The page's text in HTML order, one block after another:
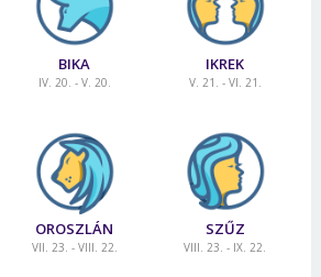
BIKA
IV. 20. - V. 20.
IKREK
V. 21. - VI. 21.
OROSZLÁN
VII. 23. - VIII. 22.
SZŰZ
VIII. 23. - IX. 22.
bejelentkezés
felhasználónév